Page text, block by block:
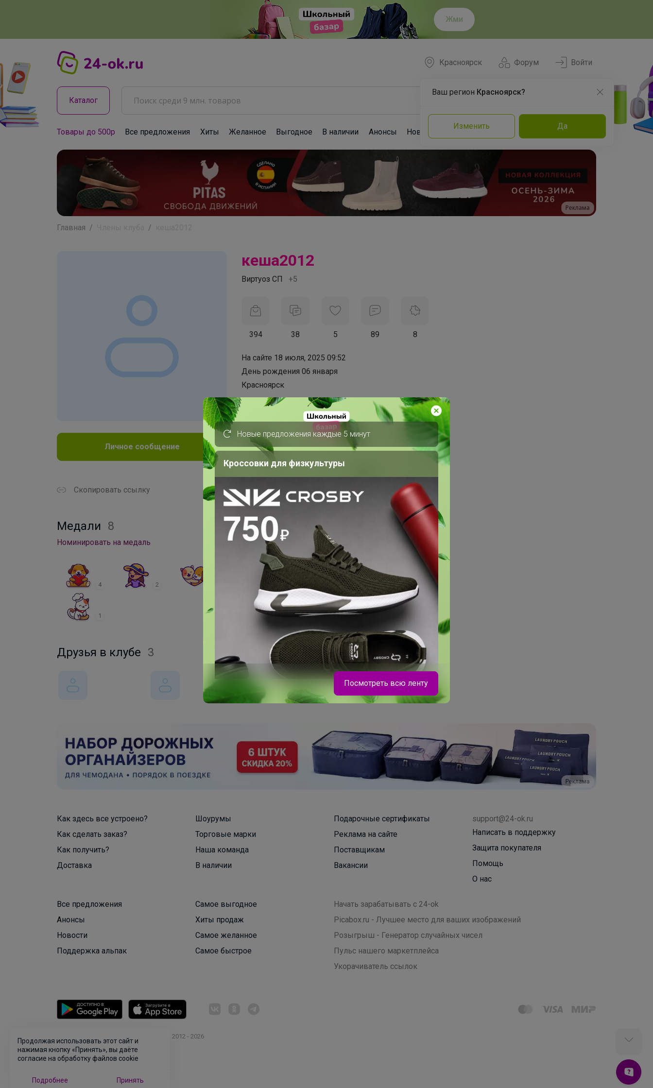
Жми
Форум
Красноярск
Ваш регион Красноярск?
Изменить Да
Войти
Каталог
Товары до 500р Все предложения Хиты Желанное Выгодное В наличии Анонсы Новости Команда Эксперты
Реклама
Главная
Личное сообщение
Скопировать ссылку
Медали 8
Номинировать на медаль
4 2
1
Друзья в клубе 3
кеша2012
Виртуоз СП +5
394 38 5 89 8
На сайте 18 июля, 2025 09:52
День рождения 06 января
Красноярск
В клубе с 24 марта 2014 г.
Подпись
С благодарностью...
Реклама
Как здесь все устроено?
Как сделать заказ?
Как получить?
Доставка
Шоурумы
Торговые марки
Наша команда
В наличии
Подарочные сертификаты
Реклама на сайте
Поставщикам
Вакансии
support@24-ok.ru
Написать в поддержку
Защита покупателя
Помощь
О нас
Все предложения
Анонсы
Новости
Поддержка альпак
Самое выгодное
Хиты продаж
Самое желанное
Самое быстрое
Начать зарабатывать с 24-ok
Picabox.ru - Лучшее место для ваших изображений
Розыгрыш - Генератор случайных чисел
Пульс нашего маркетплейса
Укорачиватель ссылок
© ООО "Лявита", ОГРН 1122468054070, 2012 - 2026
Политика конфиденциальности
Cоглашение пользователя
Новые предложения каждые 5 минут
Кроссовки для физкультуры
Детская коллекция качественного и легкого
термобелья
Посмотреть всю ленту
Продолжая использовать этот сайт и
нажимая кнопку «Принять», вы даёте
согласие на обработку файлов cookie
Подробнее Принять